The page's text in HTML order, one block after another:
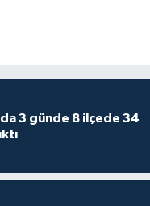
3 günde 8 ilçede 34